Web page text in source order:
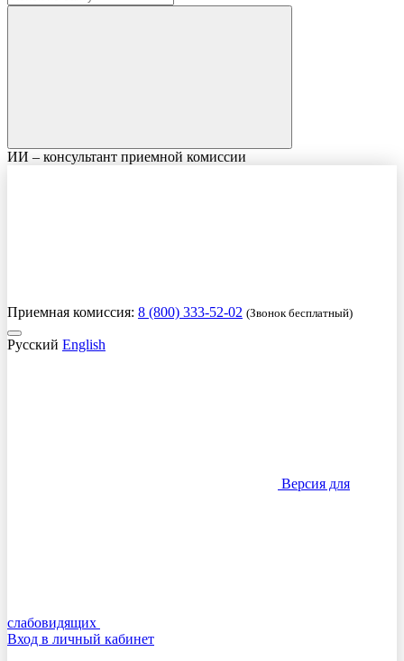
ИИ – консультант приемной комиссии
Приемная комиссия: 8 (800) 333-52-02 (Звонок бесплатный)
Русский English
Версия для
слабовидящих
Вход в личный кабинет